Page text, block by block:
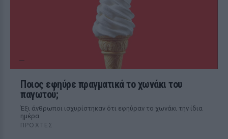
Ποιος εφηύρε πραγματικά το χωνάκι του
παγωτού;
Έξι άνθρωποι ισχυρίστηκαν ότι εφηύραν το χωνάκι την ίδια
ημέρα
ΠΡΟΧΤΈΣ